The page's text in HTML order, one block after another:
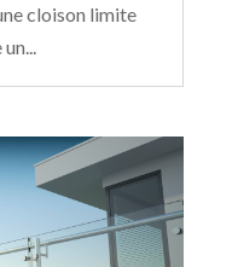
cloison limite